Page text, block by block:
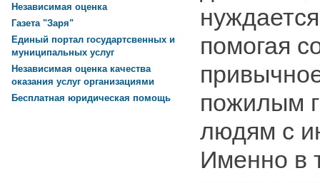
помогая
пожилым
людям с
Именно в
Независимая оценка
Газета "Заря"
Единый портал государтсвенных и
муниципальных услуг
Независимая оценка качества
оказания услуг организациями
Бесплатная юридическая помощь